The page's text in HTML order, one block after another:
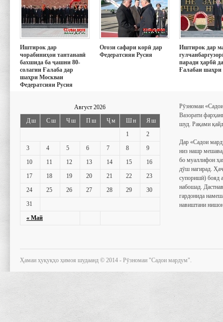
Иштирок дар
чорабиниҳои тантанавӣ
бахшида ба ҷашни 80-
солагии Ғалаба дар
шаҳри Москваи
Федератсияи Русия
Оғози сафари корӣ дар
Федератсияи Русия
Иштирок дар
паради ҳарбӣ
Ғалабаи
Август 2026
Дш
Сш Чш Пш Ҷм Шн Яш
« Май
1
2
3
4 5 6 7 8
9
10
11 12 13 14 15
16
17
18 19 20 21 22
23
24
25 26 27 28 29
30
31
Рӯзномаи
Вазорати
шуд. Рақами
Дар «Садои
низ нашр
бо муаллифон
дӯш нагирад.
супоришӣ) бояд
набошад.
гардонида
навиштани
Ҳамаи ҳуқуқҳо ҳимоя шудаанд © 2014 - Рӯзномаи "Садои мардум".